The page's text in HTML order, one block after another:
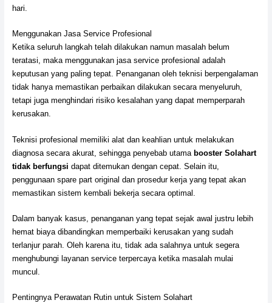
hari.
Menggunakan Jasa Service Profesional
Ketika seluruh langkah telah dilakukan namun masalah belum
teratasi, maka menggunakan jasa service profesional adalah
keputusan yang paling tepat. Penanganan oleh teknisi berpengalaman
tidak hanya memastikan perbaikan dilakukan secara menyeluruh,
tetapi juga menghindari risiko kesalahan yang dapat memperparah
kerusakan.
Teknisi profesional memiliki alat dan keahlian untuk melakukan
diagnosa secara akurat, sehingga penyebab utama booster Solahart
tidak berfungsi dapat ditemukan dengan cepat. Selain itu,
penggunaan spare part original dan prosedur kerja yang tepat akan
memastikan sistem kembali bekerja secara optimal.
Dalam banyak kasus, penanganan yang tepat sejak awal justru lebih
hemat biaya dibandingkan memperbaiki kerusakan yang sudah
terlanjur parah. Oleh karena itu, tidak ada salahnya untuk segera
menghubungi layanan service terpercaya ketika masalah mulai
muncul.
Pentingnya Perawatan Rutin untuk Sistem Solahart